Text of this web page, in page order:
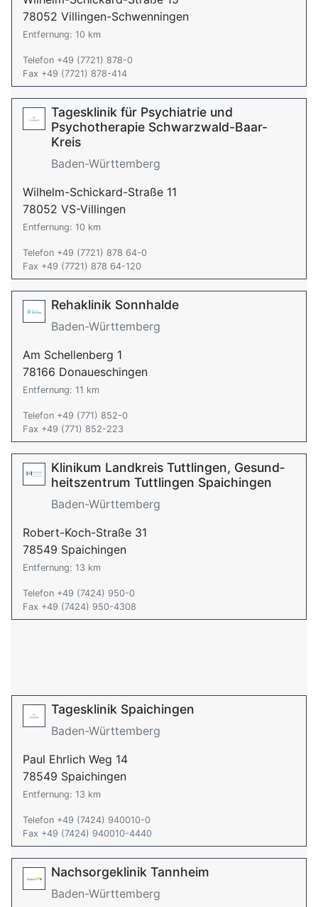
78052 Villingen-Schwenningen
Entfernung: 10 km
Telefon +49 (7721) 878-0
Fax +49 (7721) 878-414
Tagesklinik für Psychiatrie und
Psychotherapie Schwarzwald-Baar-
Kreis
Baden-Württemberg
Wilhelm-Schickard-Straße 11
78052 VS-Villingen
Entfernung: 10 km
Telefon +49 (7721) 878 64-0
Fax +49 (7721) 878 64-120
Rehaklinik Sonnhalde
Baden-Württemberg
Am Schellenberg 1
78166 Donaueschingen
Entfernung: 11 km
Telefon +49 (771) 852-0
Fax +49 (771) 852-223
Klinikum Landkreis Tuttlingen, Ge­sund­
heits­zen­trum Tutt­lin­gen Spaichingen
Baden-Württemberg
Robert-Koch-Straße 31
78549 Spaichingen
Entfernung: 13 km
Telefon +49 (7424) 950-0
Fax +49 (7424) 950-4308
Tagesklinik Spaichingen
Baden-Württemberg
Paul Ehrlich Weg 14
78549 Spaichingen
Entfernung: 13 km
Telefon +49 (7424) 940010-0
Fax +49 (7424) 940010-4440
Nachsorgeklinik Tannheim
Baden-Württemberg